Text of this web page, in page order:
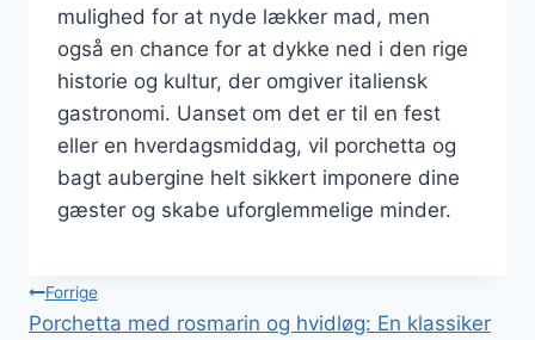
mulighed for at nyde lækker mad, men
også en chance for at dykke ned i den rige
historie og kultur, der omgiver italiensk
gastronomi. Uanset om det er til en fest
eller en hverdagsmiddag, vil porchetta og
bagt aubergine helt sikkert imponere dine
gæster og skabe uforglemmelige minder.
Indlægsnavigation
Forrige
Porchetta med rosmarin og hvidløg: En klassiker